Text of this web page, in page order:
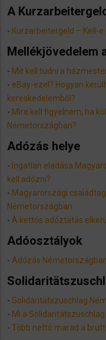
A
- Kurzarbeitergeld – Kell-
Mellékjövedelem
- ​Mit kell tudni a
- eBay-ezel? Hogyan
kereskedelemből?
- Mire kell figyelnem, ha
Németországban?
Adózás helye
- Ingatlan eladása
kell adózni?
- Magyarországi
Németországban
- A kettős adóztatás
Adóosztályok
- Adózás
- Solidaritätszuschlag
- Mi a
- Több nettó marad a